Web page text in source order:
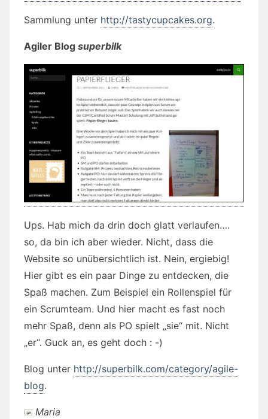
Sammlung unter http://tastycupcakes.org.
Agiler Blog superbilk
Ups. Hab mich da drin doch glatt verlaufen….
so, da bin ich aber wieder. Nicht, dass die
Website so unübersichtlich ist. Nein, ergiebig!
Hier gibt es ein paar Dinge zu entdecken, die
Spaß machen. Zum Beispiel ein Rollenspiel für
ein Scrumteam. Und hier macht es fast noch
mehr Spaß, denn als PO spielt „sie“ mit. Nicht
„er“. Guck an, es geht doch : -)
Blog unter http://superbilk.com/category/agile-
blog.
Maria